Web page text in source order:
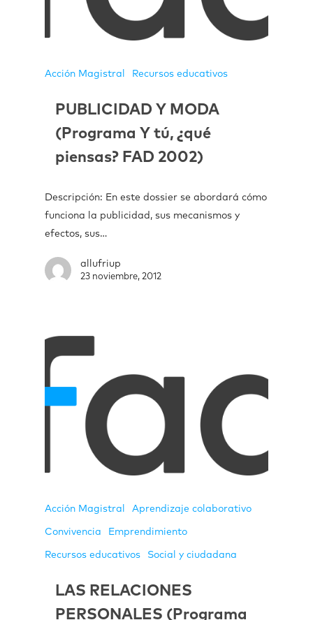
Acción Magistral Recursos educativos
PUBLICIDAD Y MODA
(Programa Y tú, ¿qué
piensas? FAD 2002)
Descripción: En este dossier se abordará cómo
funciona la publicidad, sus mecanismos y
efectos, sus…
allufriup
23 noviembre, 2012
Acción Magistral Aprendizaje colaborativo
Convivencia Emprendimiento
Recursos educativos Social y ciudadana
LAS RELACIONES
PERSONALES (Programa